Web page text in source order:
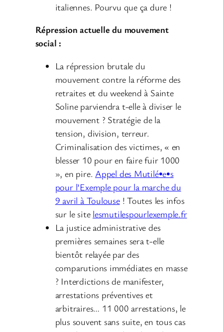
italiennes. Pourvu que ça dure !
Répression actuelle du mouvement
social :
La répression brutale du
mouvement contre la réforme des
retraites et du weekend à Sainte
Soline parviendra t-elle à diviser le
mouvement ? Stratégie de la
tension, division, terreur.
Criminalisation des victimes, « en
blesser 10 pour en faire fuir 1000
», en pire. Appel des Mutilé•e•s
pour l’Exemple pour la marche du
9 avril à Toulouse! Toutes les infos
sur le site lesmutilespourlexemple.fr
La justice administrative des
premières semaines sera t-elle
bientôt relayée par des
comparutions immédiates en masse
? Interdictions de manifester,
arrestations préventives et
arbitraires… 11 000 arrestations, le
plus souvent sans suite, en tous cas